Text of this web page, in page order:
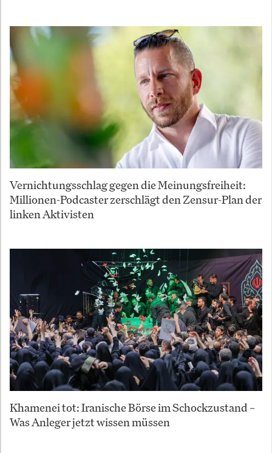
Vernichtungsschlag gegen die Meinungsfreiheit:
Millionen-Podcaster zerschlägt den Zensur-Plan der
linken Aktivisten
Khamenei tot: Iranische Börse im Schockzustand –
Was Anleger jetzt wissen müssen